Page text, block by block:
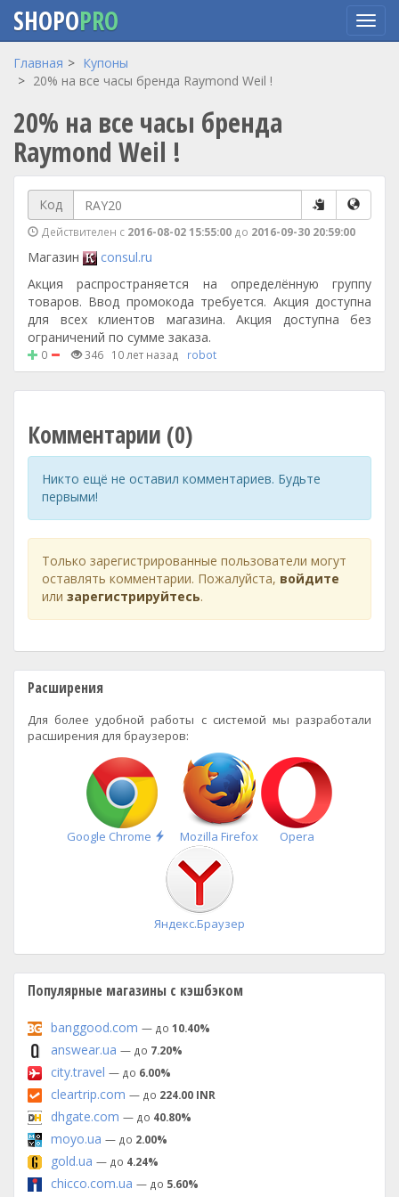
Перейти
содержанию
SHOPOPRO
Главная
Купоны
20% на все часы бренда Raymond Weil !
20% на все часы бренда
Raymond Weil !
Код
Действителен с 2016-08-02 15:55:00 до 2016-09-30 20:59:00
Магазин
consul.ru
Акция распространяется на определённую группу
товаров. Ввод промокода требуется. Акция доступна
для всех клиентов магазина. Акция доступна без
ограничений по сумме заказа.
0 346 10 лет назад robot
Комментарии (0)
Никто ещё не оставил комментариев. Будьте
первыми!
Только зарегистрированные пользователи могут
оставлять комментарии. Пожалуйста, войдите
или зарегистрируйтесь.
Расширения
Для более удобной работы с системой мы разработали
расширения для браузеров:
Google Chrome
Быстрая
установка
Mozilla Firefox Opera
Яндекс.Браузер
Популярные магазины с кэшбэком
banggood.com — до 10.40%
answear.ua — до 7.20%
city.travel — до 6.00%
cleartrip.com — до 224.00 INR
dhgate.com — до 40.80%
moyo.ua — до 2.00%
gold.ua — до 4.24%
chicco.com.ua — до 5.60%